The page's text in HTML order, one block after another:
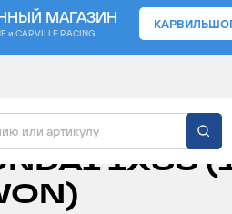
МАГАЗИН
и CARVILLE RACING